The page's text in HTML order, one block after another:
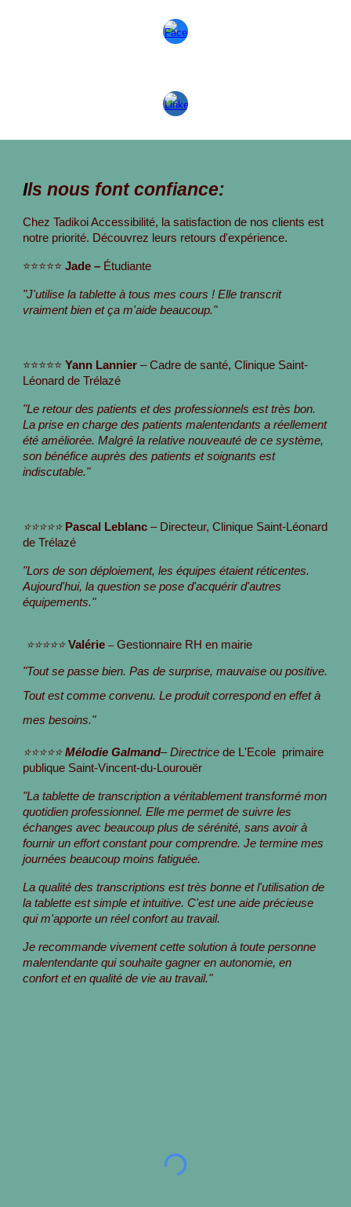
Ils nous font confiance:
Chez Tadikoi Accessibilité, la satisfaction de nos clients est
notre priorité. Découvrez leurs retours d'expérience.
⭐⭐⭐⭐⭐Jade – Étudiante
"J'utilise la tablette à tous mes cours ! Elle transcrit
vraiment bien et ça m'aide beaucoup."
⭐⭐⭐⭐⭐Yann Lannier – Cadre de santé, Clinique Saint-
Léonard de Trélazé
"Le retour des patients et des professionnels est très bon.
La prise en charge des patients malentendants a réellement
été améliorée. Malgré la relative nouveauté de ce système,
son bénéfice auprès des patients et soignants est
indiscutable."
⭐⭐⭐⭐⭐ Pascal Leblanc – Directeur, Clinique Saint-Léonard
de Trélazé
"Lors de son déploiement, les équipes étaient réticentes.
Aujourd'hui, la question se pose d'acquérir d'autres
équipements."
⭐⭐⭐⭐⭐Valérie–Gestionnaire RH en mairie
"Tout se passe bien. Pas de surprise, mauvaise ou positive.
Tout est comme convenu. Le produit correspond en effet à
mes besoins."
⭐⭐⭐⭐⭐Mélodie Galmand– Directricede L'Ecole primaire
publique Saint-Vincent-du-Lourouër
"La tablette de transcription a véritablement transformé mon
quotidien professionnel. Elle me permet de suivre les
échanges avec beaucoup plus de sérénité, sans avoir à
fournir un effort constant pour comprendre. Je termine mes
journées beaucoup moins fatiguée.
La qualité des transcriptions est très bonne et l'utilisation de
la tablette est simple et intuitive. C'est une aide précieuse
qui m'apporte un réel confort au travail.
Je recommande vivement cette solution à toute personne
malentendante qui souhaite gagner en autonomie, en
confort et en qualité de vie au travail."